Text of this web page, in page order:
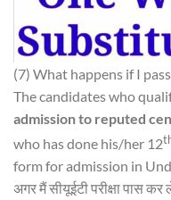
(7) What happens if I
The candidates who
admission to reputed
who has done his/her 12
form for admission in
अगर मैं सीयूईटी परीक्षा पास कर